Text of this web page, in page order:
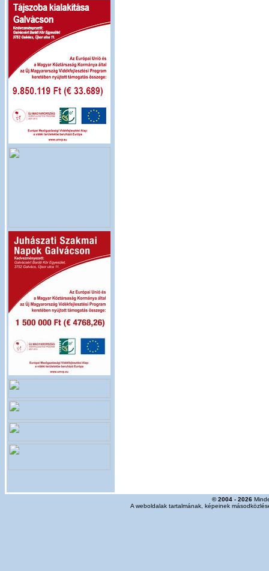
© 2004 - 2026
A weboldalak tartalmának, képeinek